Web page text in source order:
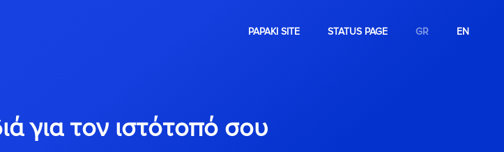
PAPAKI SITE STATUS PAGE GR EN
για τον ιστότοπό σου